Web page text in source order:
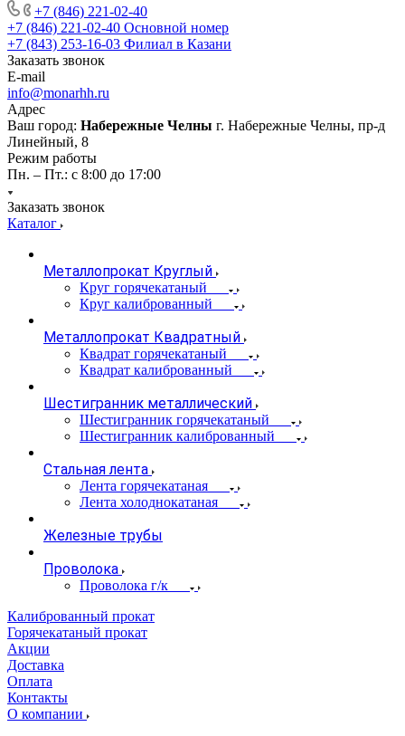
+7 (846) 221-02-40
+7 (846) 221-02-40 Основной номер
+7 (843) 253-16-03 Филиал в Казани
Заказать звонок
E-mail
info@monarhh.ru
Адрес
Ваш город: Набережные Челны г. Набережные Челны, пр-д
Линейный, 8
Режим работы
Пн. – Пт.: с 8:00 до 17:00
Заказать звонок
Каталог
Металлопрокат Круглый
Круг горячекатаный
Круг калиброванный
Металлопрокат Квадратный
Квадрат горячекатаный
Квадрат калиброванный
Шестигранник металлический
Шестигранник горячекатаный
Шестигранник калиброванный
Стальная лента
Лента горячекатаная
Лента холоднокатаная
Железные трубы
Проволока
Проволока г/к
Калиброванный прокат
Горячекатаный прокат
Акции
Доставка
Оплата
Контакты
О компании